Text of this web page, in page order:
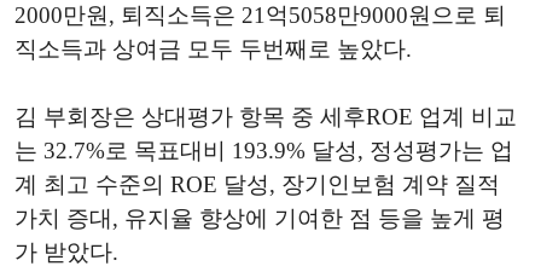
2000만원, 퇴직소득은 21억5058만9000원으로 퇴
직소득과 상여금 모두 두번째로 높았다.
김 부회장은 상대평가 항목 중 세후ROE 업계 비교
는 32.7%로 목표대비 193.9% 달성, 정성평가는 업
계 최고 수준의 ROE 달성, 장기인보험 계약 질적
가치 증대, 유지율 향상에 기여한 점 등을 높게 평
가 받았다.